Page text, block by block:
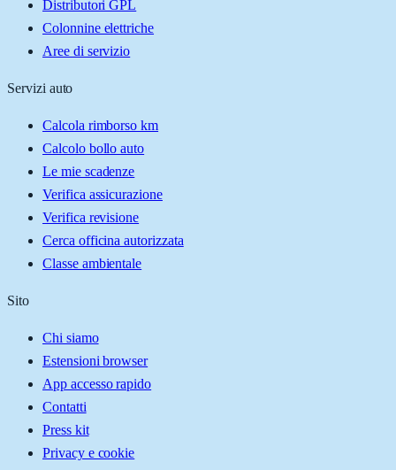
Distributori GPL
Colonnine elettriche
Aree di servizio
Servizi auto
Calcola rimborso km
Calcolo bollo auto
Le mie scadenze
Verifica assicurazione
Verifica revisione
Cerca officina autorizzata
Classe ambientale
Sito
Chi siamo
Estensioni browser
App accesso rapido
Contatti
Press kit
Privacy e cookie